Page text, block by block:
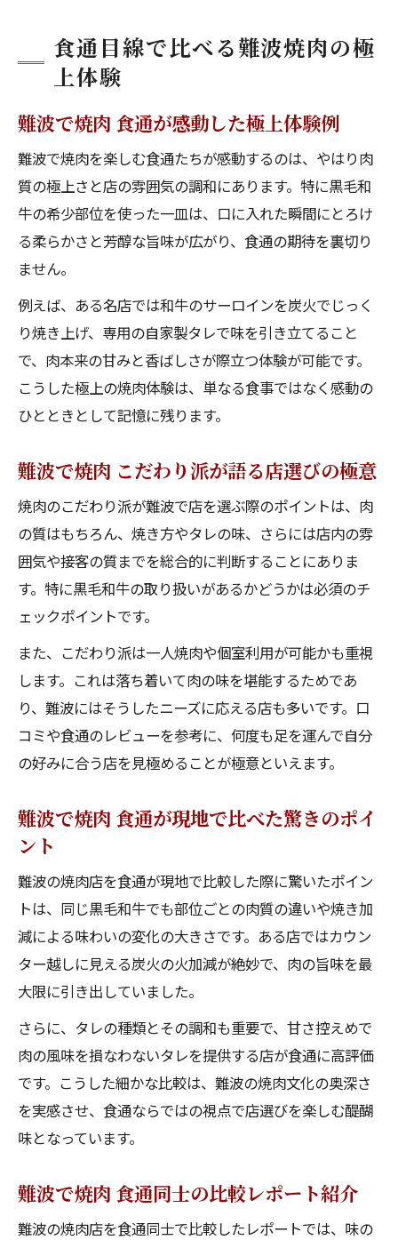
食通目線で比べる難波焼肉の極
上体験
難波で焼肉 食通が感動した極上体験例
難波で焼肉を楽しむ食通たちが感動するのは、やはり肉
質の極上さと店の雰囲気の調和にあります。特に黒毛和
牛の希少部位を使った一皿は、口に入れた瞬間にとろけ
る柔らかさと芳醇な旨味が広がり、食通の期待を裏切り
ません。
例えば、ある名店では和牛のサーロインを炭火でじっく
り焼き上げ、専用の自家製タレで味を引き立てること
で、肉本来の甘みと香ばしさが際立つ体験が可能です。
こうした極上の焼肉体験は、単なる食事ではなく感動の
ひとときとして記憶に残ります。
難波で焼肉 こだわり派が語る店選びの極意
焼肉のこだわり派が難波で店を選ぶ際のポイントは、肉
の質はもちろん、焼き方やタレの味、さらには店内の雰
囲気や接客の質までを総合的に判断することにありま
す。特に黒毛和牛の取り扱いがあるかどうかは必須のチ
ェックポイントです。
また、こだわり派は一人焼肉や個室利用が可能かも重視
します。これは落ち着いて肉の味を堪能するためであ
り、難波にはそうしたニーズに応える店も多いです。口
コミや食通のレビューを参考に、何度も足を運んで自分
の好みに合う店を見極めることが極意といえます。
難波で焼肉 食通が現地で比べた驚きのポイ
ント
難波の焼肉店を食通が現地で比較した際に驚いたポイン
トは、同じ黒毛和牛でも部位ごとの肉質の違いや焼き加
減による味わいの変化の大きさです。ある店ではカウン
ター越しに見える炭火の火加減が絶妙で、肉の旨味を最
大限に引き出していました。
さらに、タレの種類とその調和も重要で、甘さ控えめで
肉の風味を損なわないタレを提供する店が食通に高評価
です。こうした細かな比較は、難波の焼肉文化の奥深さ
を実感させ、食通ならではの視点で店選びを楽しむ醍醐
味となっています。
難波で焼肉 食通同士の比較レポート紹介
難波の焼肉店を食通同士で比較したレポートでは、味の